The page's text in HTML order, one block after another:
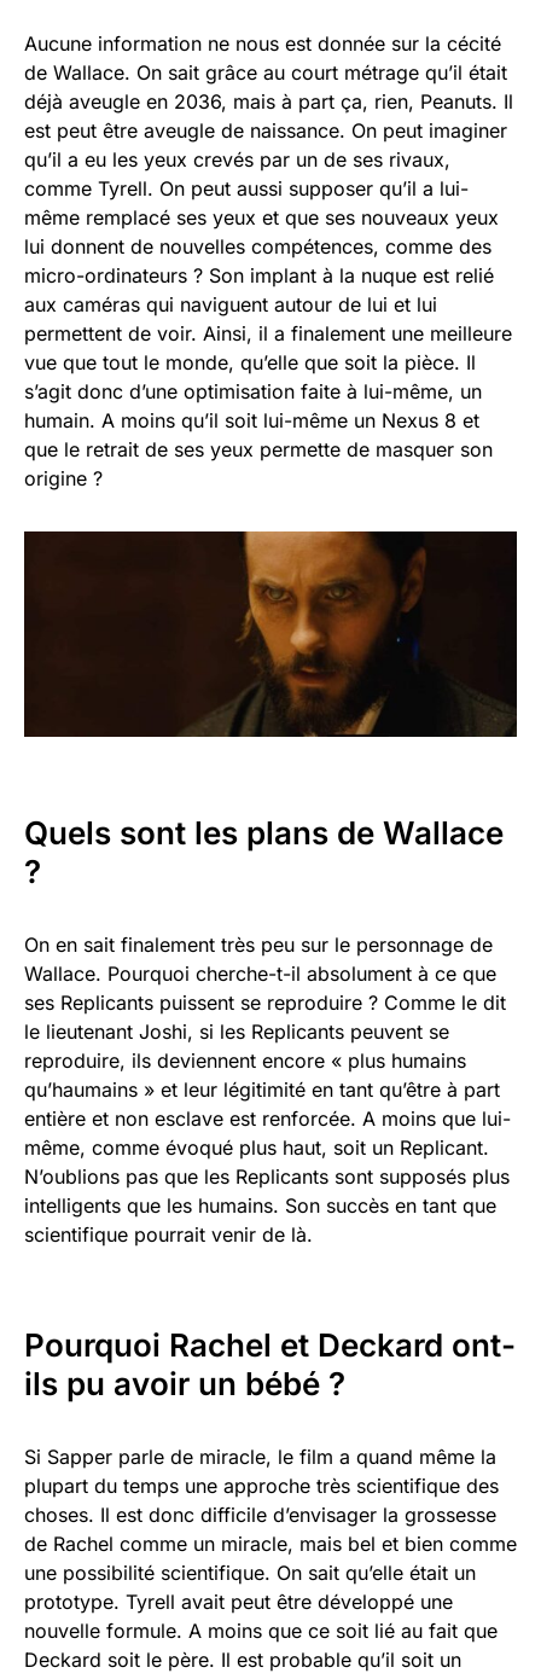
Aucune information ne nous est donnée sur la cécité
de Wallace. On sait grâce au court métrage qu’il était
déjà aveugle en 2036, mais à part ça, rien, Peanuts. Il
est peut être aveugle de naissance. On peut imaginer
qu’il a eu les yeux crevés par un de ses rivaux,
comme Tyrell. On peut aussi supposer qu’il a lui-
même remplacé ses yeux et que ses nouveaux yeux
lui donnent de nouvelles compétences, comme des
micro-ordinateurs ? Son implant à la nuque est relié
aux caméras qui naviguent autour de lui et lui
permettent de voir. Ainsi, il a finalement une meilleure
vue que tout le monde, qu’elle que soit la pièce. Il
s’agit donc d’une optimisation faite à lui-même, un
humain. A moins qu’il soit lui-même un Nexus 8 et
que le retrait de ses yeux permette de masquer son
origine ?
Quels sont les plans de Wallace
?
On en sait finalement très peu sur le personnage de
Wallace. Pourquoi cherche-t-il absolument à ce que
ses Replicants puissent se reproduire ? Comme le dit
le lieutenant Joshi, si les Replicants peuvent se
reproduire, ils deviennent encore « plus humains
qu’haumains » et leur légitimité en tant qu’être à part
entière et non esclave est renforcée. A moins que lui-
même, comme évoqué plus haut, soit un Replicant.
N’oublions pas que les Replicants sont supposés plus
intelligents que les humains. Son succès en tant que
scientifique pourrait venir de là.
Pourquoi Rachel et Deckard ont-
ils pu avoir un bébé ?
Si Sapper parle de miracle, le film a quand même la
plupart du temps une approche très scientifique des
choses. Il est donc difficile d’envisager la grossesse
de Rachel comme un miracle, mais bel et bien comme
une possibilité scientifique. On sait qu’elle était un
prototype. Tyrell avait peut être développé une
nouvelle formule. A moins que ce soit lié au fait que
Deckard soit le père. Il est probable qu’il soit un